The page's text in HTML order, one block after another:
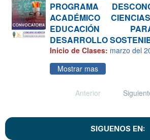
PROGRAMA
ACADÉMICO
EDUCACIÓN
DESARROLLO
Inicio de Clases: marzo del
Mostrar mas
Anterior
SIGUENOS EN: